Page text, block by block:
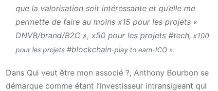
que la valorisation soit intéressante et qu’elle me
permette de faire au moins x15 pour les projets «
DNVB/brand/B2C », x50 pour les projets #tech, x100
pour les projets #blockchain-play to earn-ICO ».
Dans Qui veut être mon associé ?, Anthony Bourbon se
démarque comme étant l’investisseur intransigeant qui